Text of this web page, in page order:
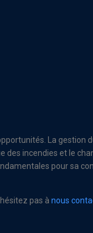
La
des incendies et le
pour sa
pas à nous